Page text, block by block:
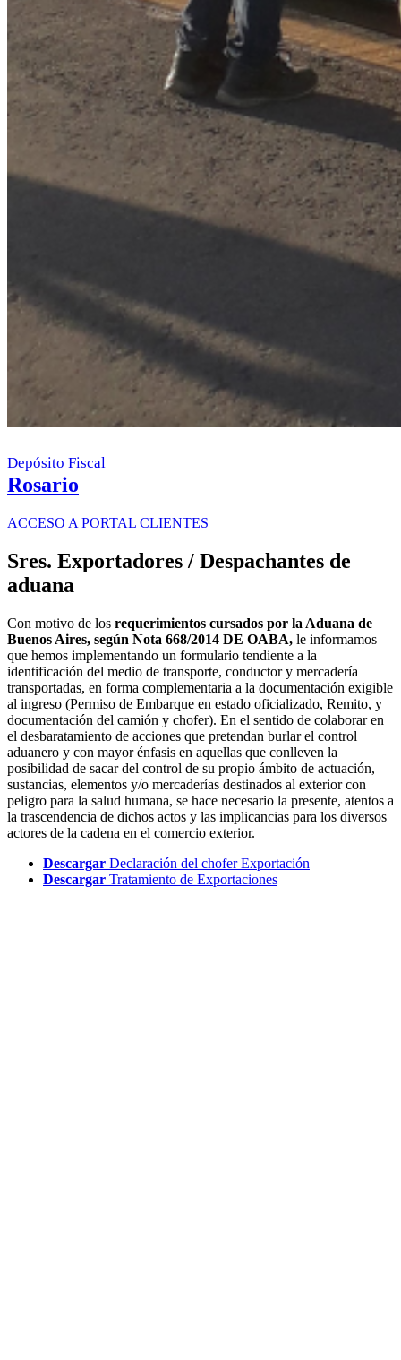
Depósito Fiscal
Rosario
ACCESO A PORTAL CLIENTES
Sres. Exportadores / Despachantes de
aduana
Con motivo de los requerimientos cursados por la Aduana de
Buenos Aires, según Nota 668/2014 DE OABA, le informamos
que hemos implementando un formulario tendiente a la
identificación del medio de transporte, conductor y mercadería
transportadas, en forma complementaria a la documentación exigible
al ingreso (Permiso de Embarque en estado oficializado, Remito, y
documentación del camión y chofer). En el sentido de colaborar en
el desbaratamiento de acciones que pretendan burlar el control
aduanero y con mayor énfasis en aquellas que conlleven la
posibilidad de sacar del control de su propio ámbito de actuación,
sustancias, elementos y/o mercaderías destinados al exterior con
peligro para la salud humana, se hace necesario la presente, atentos a
la trascendencia de dichos actos y las implicancias para los diversos
actores de la cadena en el comercio exterior.
Descargar Declaración del chofer Exportación
Descargar Tratamiento de Exportaciones